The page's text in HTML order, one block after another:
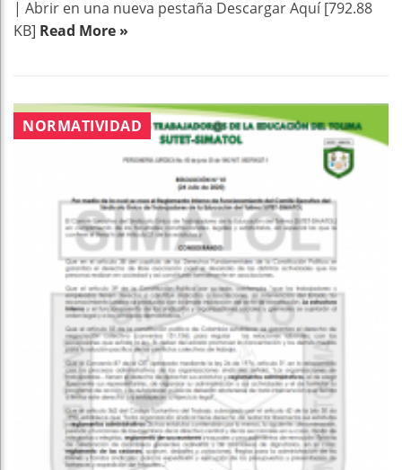
| Abrir en una nueva pestaña Descargar Aquí [792.88
KB] Read More »
NORMATIVIDAD